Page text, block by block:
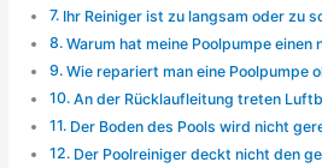
Ihr Reiniger ist zu langsam oder zu
Warum hat meine Poolpumpe einen
Wie repariert man eine Poolpumpe
An der Rücklaufleitung treten
Der Boden des Pools wird nicht
Der Poolreiniger deckt nicht den